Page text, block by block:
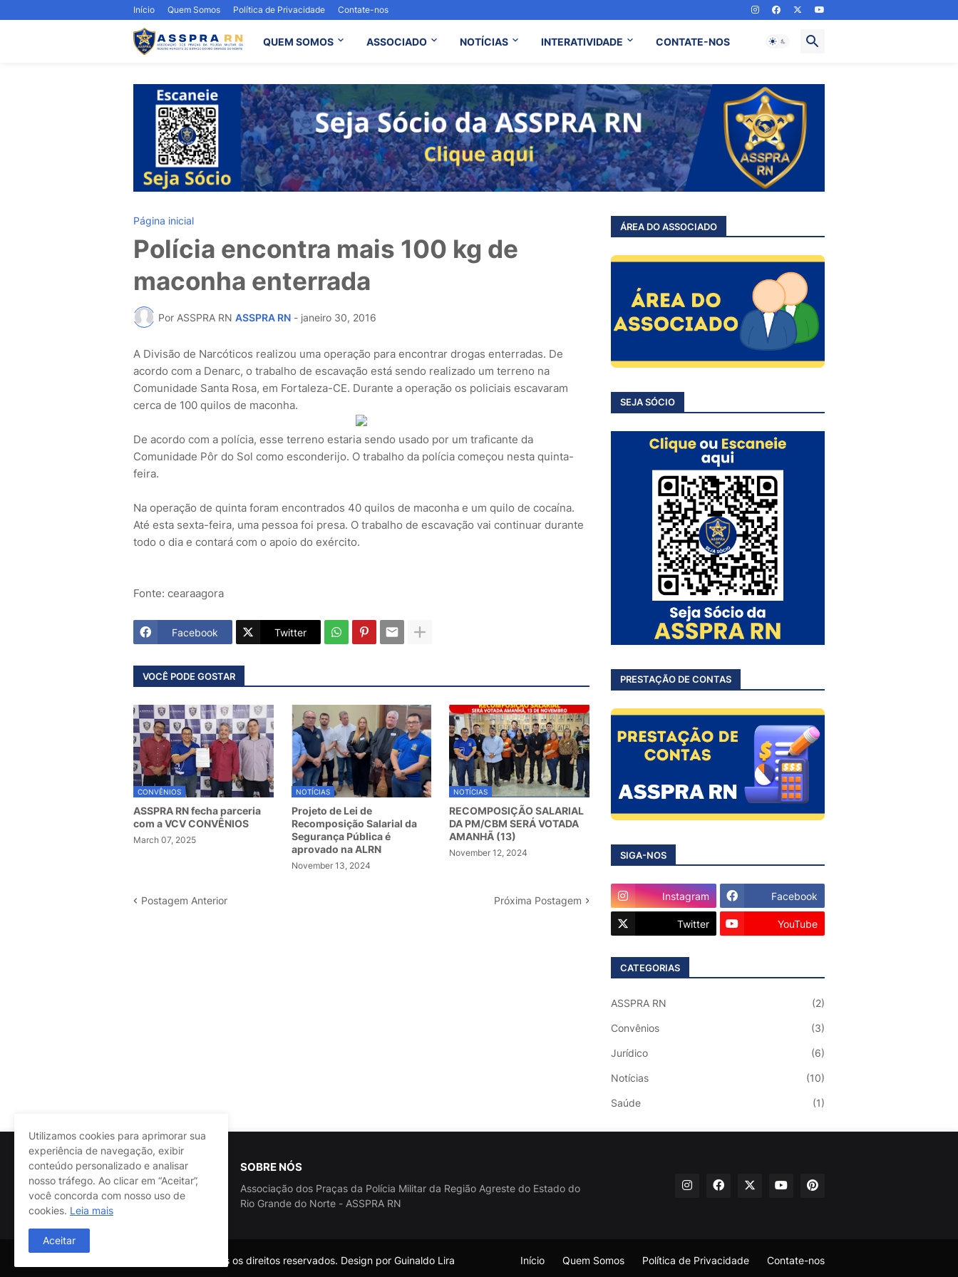
Início Quem Somos Política de Privacidade Contate-nos
QUEM SOMOS ASSOCIADO NOTÍCIAS INTERATIVIDADE CONTATE-NOS
Página inicial
Polícia encontra mais 100 kg de
maconha enterrada
Por ASSPRA RN ASSPRA RN - janeiro 30, 2016
A Divisão de Narcóticos realizou uma operação para encontrar drogas enterradas. De
acordo com a Denarc, o trabalho de escavação está sendo realizado um terreno na
Comunidade Santa Rosa, em Fortaleza-CE. Durante a operação os policiais escavaram
cerca de 100 quilos de maconha.
De acordo com a polícia, esse terreno estaria sendo usado por um traficante da
Comunidade Pôr do Sol como esconderijo. O trabalho da polícia começou nesta quinta-
feira.
Na operação de quinta foram encontrados 40 quilos de maconha e um quilo de cocaína.
Até esta sexta-feira, uma pessoa foi presa. O trabalho de escavação vai continuar durante
todo o dia e contará com o apoio do exército.
Fonte: cearaagora
Facebook Twitter
VOCÊ PODE GOSTAR
CONVÊNIOS
ASSPRA RN fecha parceria
com a VCV CONVÊNIOS
March 07, 2025
NOTÍCIAS
Projeto de Lei de
Recomposição Salarial da
Segurança Pública é
aprovado na ALRN
November 13, 2024
NOTÍCIAS
RECOMPOSIÇÃO SALARIAL
DA PM/CBM SERÁ VOTADA
AMANHÃ (13)
November 12, 2024
Postagem Anterior Próxima Postagem
ÁREA DO ASSOCIADO
SEJA SÓCIO
PRESTAÇÃO DE CONTAS
SIGA-NOS
Instagram Facebook
Twitter YouTube
CATEGORIAS
ASSPRA RN (2)
Convênios (3)
Jurídico (6)
Notícias (10)
Saúde (1)
SOBRE NÓS
Associação dos Praças da Polícia Militar da Região Agreste do Estado do
Rio Grande do Norte - ASSPRA RN
@ASSPRA RN Todos os direitos reservados. Design por Guinaldo Lira Início Quem Somos Política de Privacidade Contate-nos
Utilizamos cookies para aprimorar sua
experiência de navegação, exibir
conteúdo personalizado e analisar
nosso tráfego. Ao clicar em “Aceitar”,
você concorda com nosso uso de
cookies. Leia mais
Aceitar